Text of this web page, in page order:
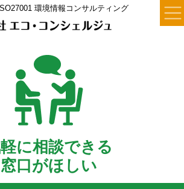
環境情報コンサルティング
に相談できる
窓口がほしい